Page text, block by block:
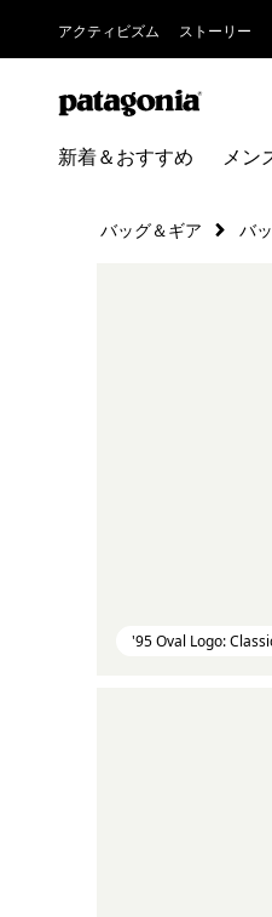
アクティビズム ストーリー
新着＆おすすめ メン
バッグ＆ギア バ
'95 Oval Logo: